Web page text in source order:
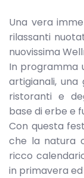
Una vera
rilassanti
nuovissima
In programma
artigianali, una
ristoranti e
base di erbe e
Con questa
che la natura
ricco
in primavera